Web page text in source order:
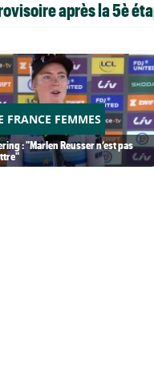
après la 5è
FRANCE FEMMES
: "Marlen Reusser n’est pas